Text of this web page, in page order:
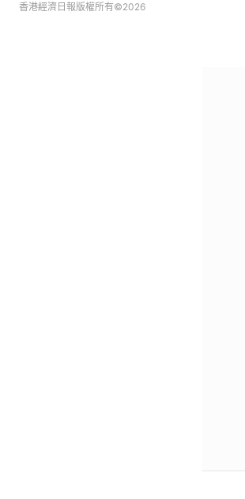
香港經濟日報版權所有©2026